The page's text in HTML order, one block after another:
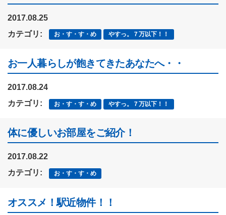
2017.08.25
カテゴリ:
お・す・す・め やすっ。７万以下！！
お一人暮らしが飽きてきたあなたへ・・
2017.08.24
カテゴリ:
お・す・す・め やすっ。７万以下！！
体に優しいお部屋をご紹介！
2017.08.22
カテゴリ:
お・す・す・め
オススメ！駅近物件！！